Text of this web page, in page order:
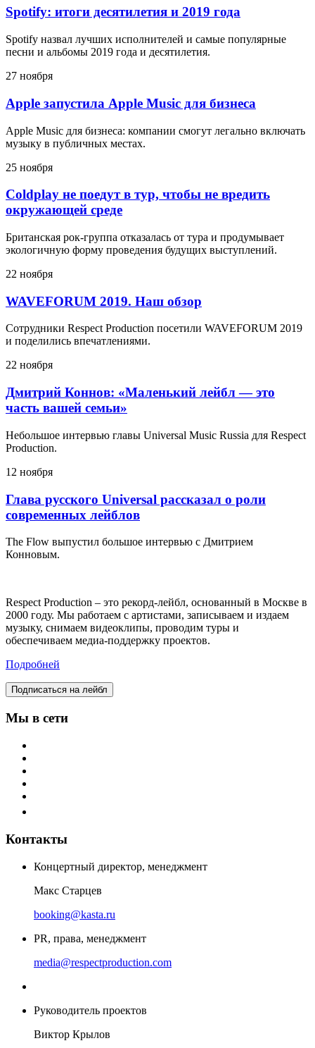
Spotify: итоги десятилетия и 2019 года
Spotify назвал лучших исполнителей и самые популярные
песни и альбомы 2019 года и десятилетия.
27 ноября
Apple запустила Apple Music для бизнеса
Apple Music для бизнеса: компании смогут легально включать
музыку в публичных местах.
25 ноября
Coldplay не поедут в тур, чтобы не вредить
окружающей среде
Британская рок-группа отказалась от тура и продумывает
экологичную форму проведения будущих выступлений.
22 ноября
WAVEFORUM 2019. Наш обзор
Сотрудники Respect Production посетили WAVEFORUM 2019
и поделились впечатлениями.
22 ноября
Дмитрий Коннов: «Маленький лейбл — это
часть вашей семьи»
Небольшое интервью главы Universal Music Russia для Respect
Production.
12 ноября
Глава русского Universal рассказал о роли
современных лейблов
The Flow выпустил большое интервью с Дмитрием
Конновым.
Respect Production – это рекорд-лейбл, основанный в Москве в
2000 году. Мы работаем с артистами, записываем и издаем
музыку, снимаем видеоклипы, проводим туры и
обеспечиваем медиа-поддержку проектов.
Подробней
Подписаться на лейбл
Мы в сети
Контакты
Концертный директор, менеджмент
Макс Старцев
booking@kasta.ru
PR, права, менеджмент
media@respectproduction.com
Руководитель проектов
Виктор Крылов